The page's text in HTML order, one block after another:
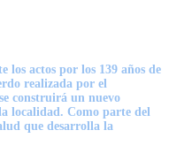
los actos por los 139 años de
realizada por el
construirá un nuevo
localidad. Como parte del
que desarrolla la